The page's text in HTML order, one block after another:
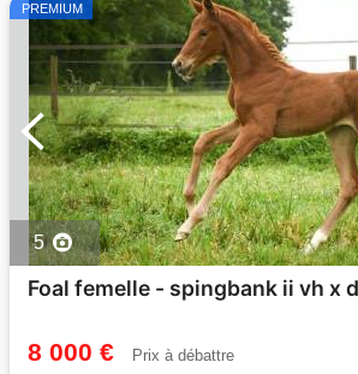
PREMIUM
5
Foal femelle - spingbank ii vh x
8 000 € Prix à débattre